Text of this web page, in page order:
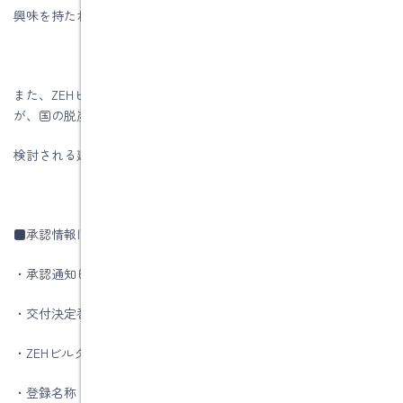
興味を持たれたらお気軽にお問い合わせください。
また、ZEHビルダー評価制度は住宅会社選びのあくまでも一つです
が、国の脱炭素社会の実現のためには重要な指標の一つです。
検討される建築会社を選ばれるときに参考にして下さいね
■承認情報は下記です
・承認通知日 ：2021年5月28日
・交付決定番号 ：SII-BBA210-02-052848643-F
・ZEHビルダー登録番号 ：ZEH28B-04306-CR
・登録名称（屋号） ：有限会社 水野建築